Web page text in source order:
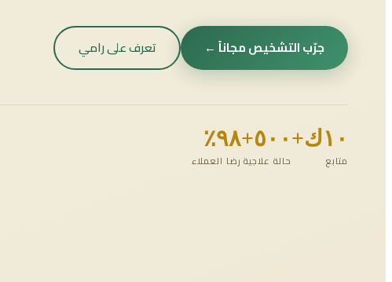
جرّب التشخيص مجاناً ← تعرف على رامي
١٠ك+
متابع
٥٠٠+
حالة علاجية
٩٨٪
رضا العملاء